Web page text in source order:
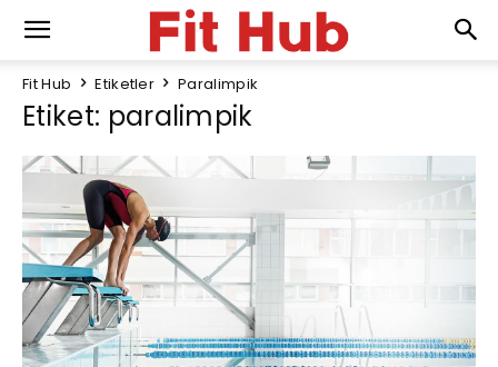
Fit Hub Etiketler Paralimpik
Etiket: paralimpik